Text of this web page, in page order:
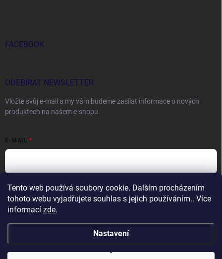
Tento web používá soubory cookie. Dalším procházením
tohoto webu vyjadřujete souhlas s jejich používáním.. Více
informací zde.
Nastavení
FACEBOOK
ODEBÍRAT NEWSLETTER
Vložte svůj e-mail a my vám budeme zasílat informace o nových
produktech na našem e-shopu.
E-MAIL
Vložením e-mailu souhlasíte spodmínkami ochrany osobních údajů
Přihlásit se
Copyright 2026DOCTORFISHING.CZ. Všechna práva vyhrazena.